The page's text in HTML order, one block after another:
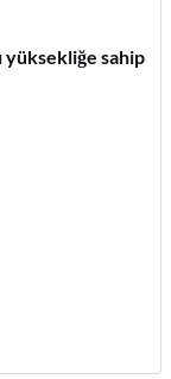
yüksekliğe sahip